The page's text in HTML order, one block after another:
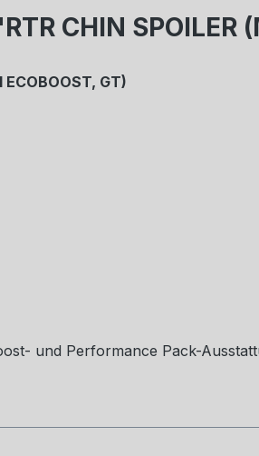
CHIN SPOILER
ECOBOOST, GT)
und Performance Pack-